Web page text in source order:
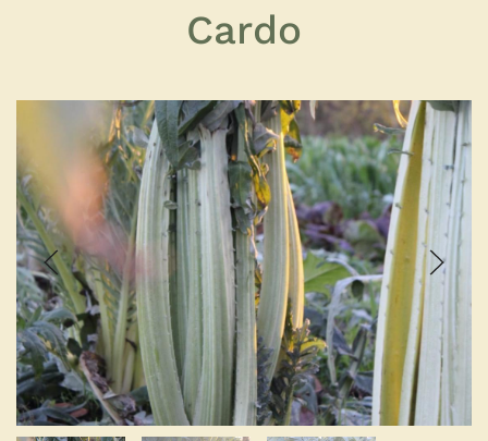
Cardo